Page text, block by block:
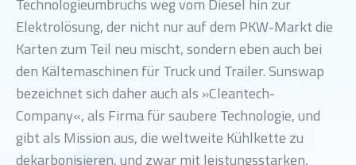
Technologieumbruchs weg vom Diesel hin zur
Elektrolösung, der nicht nur auf dem PKW-Markt die
Karten zum Teil neu mischt, sondern eben auch bei
den Kältemaschinen für Truck und Trailer. Sunswap
bezeichnet sich daher auch als »Cleantech-
Company«, als Firma für saubere Technologie, und
gibt als Mission aus, die weltweite Kühlkette zu
dekarbonisieren, und zwar mit leistungsstarken,